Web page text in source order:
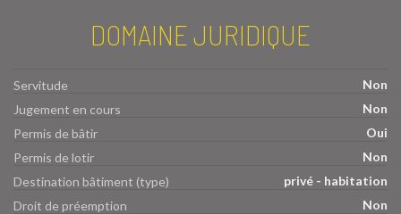
DOMAINE JURIDIQUE
Servitude
Non
Jugement en cours
Non
Permis de bâtir
Oui
Permis de lotir
Non
Destination bâtiment (type)
privé - habitation
Droit de préemption
Non